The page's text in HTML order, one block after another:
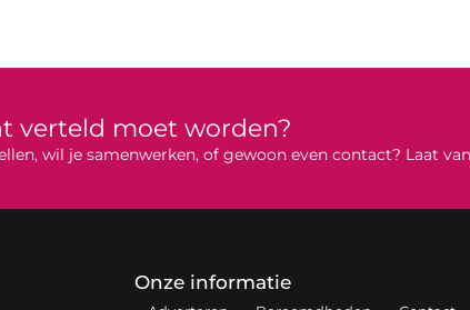
verteld moet worden?
wil je samenwerken, of gewoon even contact? Laat
Onze informatie